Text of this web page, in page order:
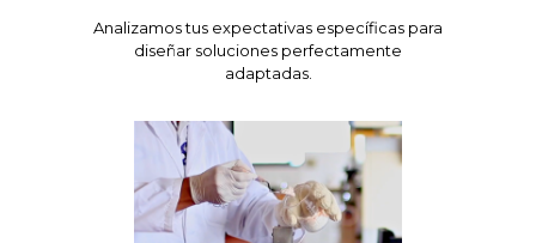
Analizamos tus expectativas específicas para
diseñar soluciones perfectamente
adaptadas.